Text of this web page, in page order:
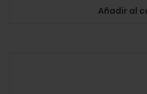
Añadir al